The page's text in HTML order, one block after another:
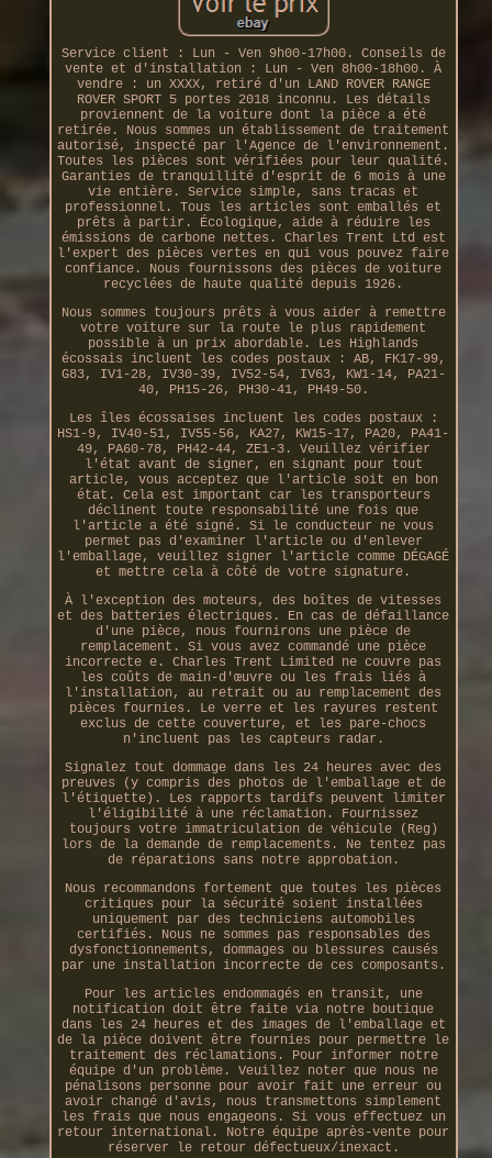
Service client : Lun - Ven 9h00-17h00. Conseils de
vente et d'installation : Lun - Ven 8h00-18h00. À
vendre : un XXXX, retiré d'un LAND ROVER RANGE
ROVER SPORT 5 portes 2018 inconnu. Les détails
proviennent de la voiture dont la pièce a été
retirée. Nous sommes un établissement de traitement
autorisé, inspecté par l'Agence de l'environnement.
Toutes les pièces sont vérifiées pour leur qualité.
Garanties de tranquillité d'esprit de 6 mois à une
vie entière. Service simple, sans tracas et
professionnel. Tous les articles sont emballés et
prêts à partir. Écologique, aide à réduire les
émissions de carbone nettes. Charles Trent Ltd est
l'expert des pièces vertes en qui vous pouvez faire
confiance. Nous fournissons des pièces de voiture
recyclées de haute qualité depuis 1926.
Nous sommes toujours prêts à vous aider à remettre
votre voiture sur la route le plus rapidement
possible à un prix abordable. Les Highlands
écossais incluent les codes postaux : AB, FK17-99,
G83, IV1-28, IV30-39, IV52-54, IV63, KW1-14, PA21-
40, PH15-26, PH30-41, PH49-50.
Les îles écossaises incluent les codes postaux :
HS1-9, IV40-51, IV55-56, KA27, KW15-17, PA20, PA41-
49, PA60-78, PH42-44, ZE1-3. Veuillez vérifier
l'état avant de signer, en signant pour tout
article, vous acceptez que l'article soit en bon
état. Cela est important car les transporteurs
déclinent toute responsabilité une fois que
l'article a été signé. Si le conducteur ne vous
permet pas d'examiner l'article ou d'enlever
l'emballage, veuillez signer l'article comme DÉGAGÉ
et mettre cela à côté de votre signature.
À l'exception des moteurs, des boîtes de vitesses
et des batteries électriques. En cas de défaillance
d'une pièce, nous fournirons une pièce de
remplacement. Si vous avez commandé une pièce
incorrecte e. Charles Trent Limited ne couvre pas
les coûts de main-d'œuvre ou les frais liés à
l'installation, au retrait ou au remplacement des
pièces fournies. Le verre et les rayures restent
exclus de cette couverture, et les pare-chocs
n'incluent pas les capteurs radar.
Signalez tout dommage dans les 24 heures avec des
preuves (y compris des photos de l'emballage et de
l'étiquette). Les rapports tardifs peuvent limiter
l'éligibilité à une réclamation. Fournissez
toujours votre immatriculation de véhicule (Reg)
lors de la demande de remplacements. Ne tentez pas
de réparations sans notre approbation.
Nous recommandons fortement que toutes les pièces
critiques pour la sécurité soient installées
uniquement par des techniciens automobiles
certifiés. Nous ne sommes pas responsables des
dysfonctionnements, dommages ou blessures causés
par une installation incorrecte de ces composants.
Pour les articles endommagés en transit, une
notification doit être faite via notre boutique
dans les 24 heures et des images de l'emballage et
de la pièce doivent être fournies pour permettre le
traitement des réclamations. Pour informer notre
équipe d'un problème. Veuillez noter que nous ne
pénalisons personne pour avoir fait une erreur ou
avoir changé d'avis, nous transmettons simplement
les frais que nous engageons. Si vous effectuez un
retour international. Notre équipe après-vente pour
réserver le retour défectueux/inexact.